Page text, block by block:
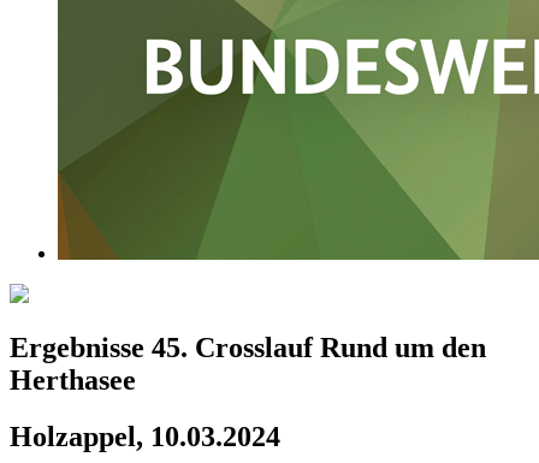
Ergebnisse 45. Crosslauf Rund um den
Herthasee
Holzappel, 10.03.2024